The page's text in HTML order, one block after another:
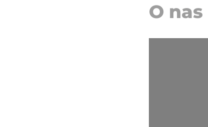
O nas